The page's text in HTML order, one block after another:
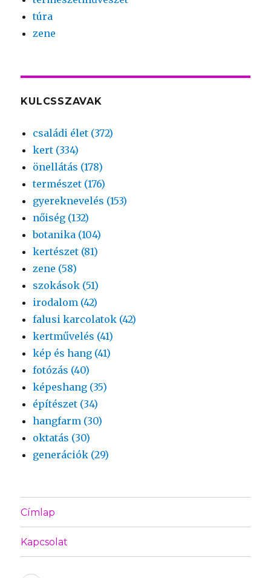
túra
zene
KULCSSZAVAK
családi élet (372)
kert (334)
önellátás (178)
természet (176)
gyereknevelés (153)
nőiség (132)
botanika (104)
kertészet (81)
zene (58)
szokások (51)
irodalom (42)
falusi karcolatok (42)
kertművelés (41)
kép és hang (41)
fotózás (40)
képeshang (35)
építészet (34)
hangfarm (30)
oktatás (30)
generációk (29)
Címlap
Kapcsolat